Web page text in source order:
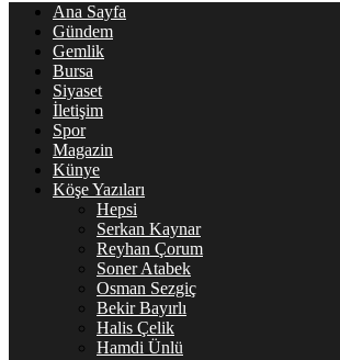
Ana Sayfa
Gündem
Gemlik
Bursa
Siyaset
İletişim
Spor
Magazin
Künye
Köşe Yazıları
Hepsi
Serkan Kaynar
Reyhan Çorum
Soner Atabek
Osman Sezgiç
Bekir Bayırlı
Halis Çelik
Hamdi Ünlü